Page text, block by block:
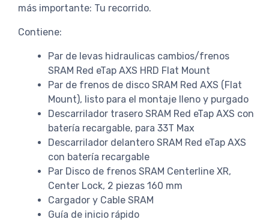
más importante: Tu recorrido.
Contiene:
Par de levas hidraulicas cambios/frenos
SRAM Red eTap AXS HRD Flat Mount
Par de frenos de disco SRAM Red AXS (Flat
Mount), listo para el montaje lleno y purgado
Descarrilador trasero SRAM Red eTap AXS con
batería recargable, para 33T Max
Descarrilador delantero SRAM Red eTap AXS
con batería recargable
Par Disco de frenos SRAM Centerline XR,
Center Lock, 2 piezas 160 mm
Cargador y Cable SRAM
Guía de inicio rápido